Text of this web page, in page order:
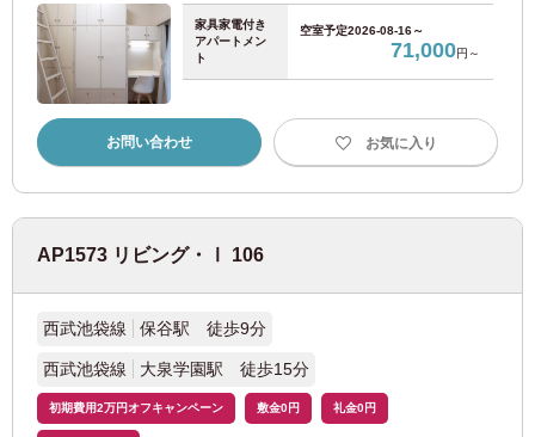
家具家電付き
アパートメン
ト
空室予定2026-08-16～
71,000円～
お問い合わせ お気に入り
AP1573 リビング・Ⅰ 106
西武池袋線 保谷駅 徒歩9分
西武池袋線 大泉学園駅 徒歩15分
初期費用2万円オフキャンペーン 敷金0円 礼金0円
JR東海道本線 (37)
JR西日本
JR京都線 (14)
阪急京都本線 (36)